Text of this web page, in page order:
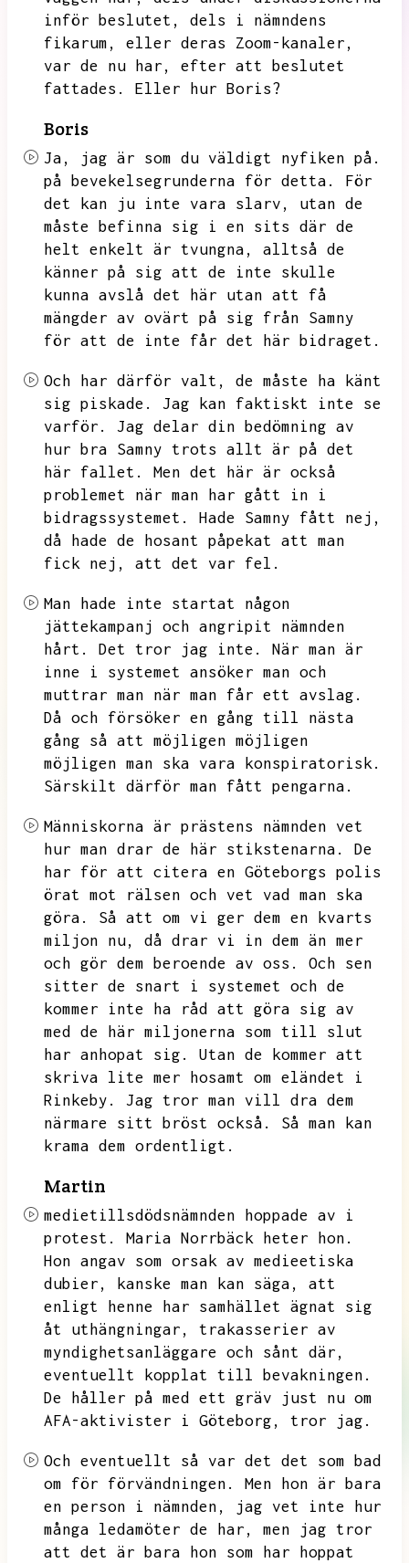
inför beslutet,
dels i nämndens
fikarum,
eller deras Zoom-kanaler,
var de nu har,
efter att beslutet
fattades.
Eller hur Boris?
Boris
Ja,
jag är som du väldigt nyfiken på.
på bevekelsegrunderna för detta.
För
det kan ju inte vara slarv,
utan de
måste befinna sig i en sits där de
helt enkelt är tvungna,
alltså de
känner på sig att de inte skulle
kunna avslå det här utan att få
mängder av ovärt på sig från Samny
för att de inte får det här bidraget.
Och har därför valt,
de måste ha känt
sig piskade.
Jag kan faktiskt inte se
varför.
Jag delar din bedömning av
hur bra Samny trots allt är på det
här fallet.
Men det här är också
problemet när man har gått in i
bidragssystemet.
Hade Samny fått nej,
då hade de hosant påpekat att man
fick nej,
att det var fel.
Man hade inte startat någon
jättekampanj och angripit nämnden
hårt.
Det tror jag inte.
När man är
inne i systemet ansöker man och
muttrar man när man får ett avslag.
Då och försöker en gång till nästa
gång så att möjligen möjligen
möjligen man ska vara konspiratorisk.
Särskilt därför man fått pengarna.
Människorna är prästens nämnden vet
hur man drar de här stikstenarna.
De
har för att citera en Göteborgs polis
örat mot rälsen och vet vad man ska
göra.
Så att om vi ger dem en kvarts
miljon nu,
då drar vi in dem än mer
och gör dem beroende av oss.
Och sen
sitter de snart i systemet och de
kommer inte ha råd att göra sig av
med de här miljonerna som till slut
har anhopat sig.
Utan de kommer att
skriva lite mer hosamt om eländet i
Rinkeby.
Jag tror man vill dra dem
närmare sitt bröst också.
Så man kan
krama dem ordentligt.
Martin
medietillsdödsnämnden hoppade av i
protest.
Maria Norrbäck heter hon.
Hon angav som orsak av medieetiska
dubier,
kanske man kan säga,
att
enligt henne har samhället ägnat sig
åt uthängningar,
trakasserier av
myndighetsanläggare och sånt där,
eventuellt kopplat till bevakningen.
De håller på med ett gräv just nu om
AFA-aktivister i Göteborg,
tror jag.
Och eventuellt så var det det som bad
om för förvändningen.
Men hon är bara
en person i nämnden,
jag vet inte hur
många ledamöter de har,
men jag tror
att det är bara hon som har hoppat